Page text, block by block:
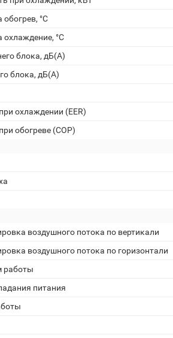
обогрев, °С
охлаждение, °С
блока, дБ(А)
блока, дБ(А)
охлаждении (EER)
обогреве (COP)
воздушного потока по вертикали
воздушного потока по горизонтали
работы
питания